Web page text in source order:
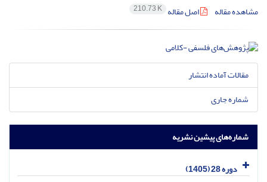
مشاهده مقاله
اصل مقاله 210.73 K
مقالات آماده انتشار
شماره جاری
شماره‌های پیشین نشریه
دوره 28 (1405)